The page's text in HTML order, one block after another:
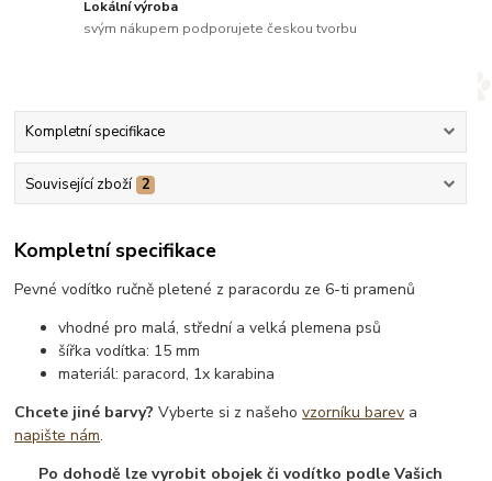
Lokální výroba
svým nákupem podporujete českou tvorbu
Kompletní specifikace
Související zboží 2
Kompletní specifikace
Pevné vodítko ručně pletené z paracordu ze 6-ti pramenů
vhodné pro malá, střední a velká plemena psů
šířka vodítka: 15 mm
materiál: paracord, 1x karabina
Chcete jiné barvy? Vyberte si z našehovzorníku barev a
napište nám.
Po dohodě lze vyrobit obojek či vodítko podle Vašich